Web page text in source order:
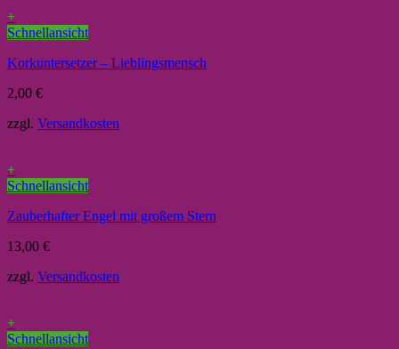
+
Schnellansicht
Korkuntersetzer – Lieblingsmensch
2,00 €
zzgl. Versandkosten
+
Schnellansicht
Zauberhafter Engel mit großem Stern
13,00 €
zzgl. Versandkosten
+
Schnellansicht